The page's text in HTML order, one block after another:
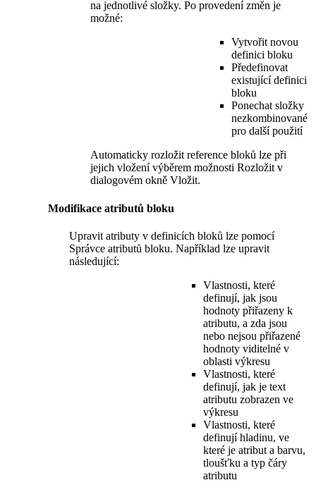
na jednotlivé složky. Po provedení změn je
možné:
Vytvořit novou
definici bloku
Předefinovat
existující definici
bloku
Ponechat složky
nezkombinované
pro další použití
Automaticky rozložit reference bloků lze při
jejich vložení výběrem možnosti Rozložit v
dialogovém okně Vložit.
Modifikace atributů bloku
Upravit atributy v definicích bloků lze pomocí
Správce atributů bloku. Například lze upravit
následující:
Vlastnosti, které
definují, jak jsou
hodnoty přiřazeny k
atributu, a zda jsou
nebo nejsou přiřazené
hodnoty viditelné v
oblasti výkresu
Vlastnosti, které
definují, jak je text
atributu zobrazen ve
výkresu
Vlastnosti, které
definují hladinu, ve
které je atribut a barvu,
tloušťku a typ čáry
atributu